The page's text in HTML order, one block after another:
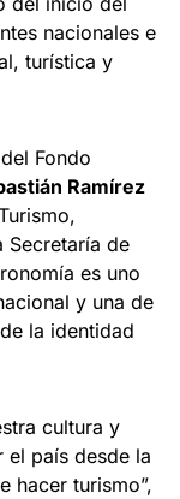
nacionales e
turística y
Fondo
Ramírez
Secretaría de
es uno
y una de
la identidad
cultura y
el país desde la
hacer turismo”,